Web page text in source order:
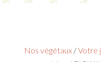
Nos végétaux /Votre